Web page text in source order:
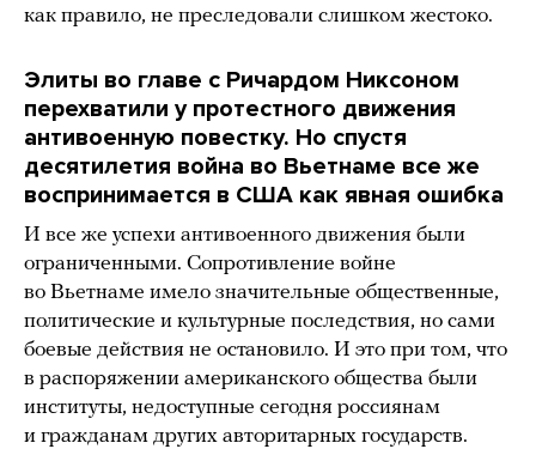
как правило, не преследовали слишком жестоко.
Элиты во главе с Ричардом Никсоном
перехватили у протестного движения
антивоенную повестку. Но спустя
десятилетия война во Вьетнаме все же
воспринимается в США как явная ошибка
И все же успехи антивоенного движения были
ограниченными. Сопротивление войне
во Вьетнаме имело значительные общественные,
политические и культурные последствия, но сами
боевые действия не остановило. И это при том, что
в распоряжении американского общества были
институты, недоступные сегодня россиянам
и гражданам других авторитарных государств.